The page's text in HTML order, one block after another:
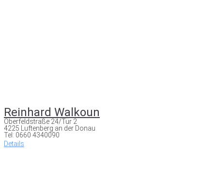
Reinhard Walkoun
Oberfeldstraße 24/Tür 2
4225 Luftenberg an der Donau
Tel: 0660 4340090
Details